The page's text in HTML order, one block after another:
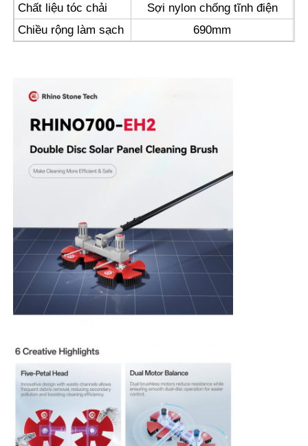
Chất liệu tóc chải
Sợi nylon chống tĩnh điện
Chiều rộng làm sạch
690mm